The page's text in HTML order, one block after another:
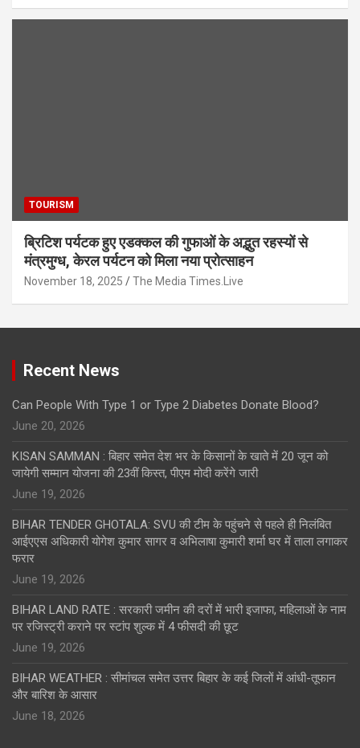
TOURISM
ब्रिटिश पर्यटक हुए एडक्कल की गुफाओं के अद्भुत रहस्यों से
मंत्रमुग्ध, केरल पर्यटन को मिला नया प्रोत्साहन
November 18, 2025 The Media Times.Live
Recent News
Can People With Type 1 or Type 2 Diabetes Donate Blood?
June 20, 2026
KISAN SAMMAN : बिहार समेत देश भर के किसानों के खाते में 20 जून को
जायेगी सम्मान योजना की 23वीं किस्त, पीएम मोदी करेंगे जारी
June 19, 2026
BIHAR TENDER GHOTALA: SVU की टीम के पहुंचने से पहले ही निलंबित
आईएएस अधिकारी योगेश कुमार सागर व अभिलाषा कुमारी शर्मा घर में ताला लगाकर
फरार
June 19, 2026
BIHAR LAND RATE : सरकारी जमीन की दरों में भारी इजाफा, महिलाओं के नाम
पर रजिस्ट्री कराने पर स्टांप शुल्क में 4 फीसदी की छूट
June 19, 2026
BIHAR WEATHER : सीमांचल समेत उत्तर बिहार के कई जिलों में आंधी-तूफान
और बारिश के आसार
June 18, 2026